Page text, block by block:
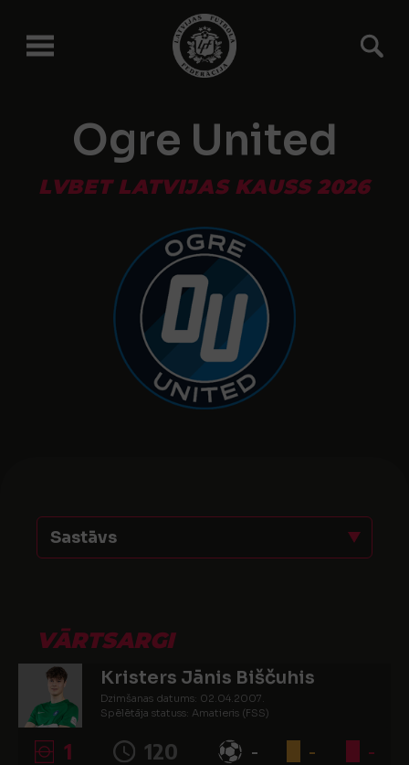
Ogre United
LVBET LATVIJAS KAUSS 2026
Sastāvs
VĀRTSARGI
Kristers Jānis Biščuhis
Dzimšanas datums: 02.04.2007.
Spēlētāja statuss: Amatieris (FSS)
1 120 - - -